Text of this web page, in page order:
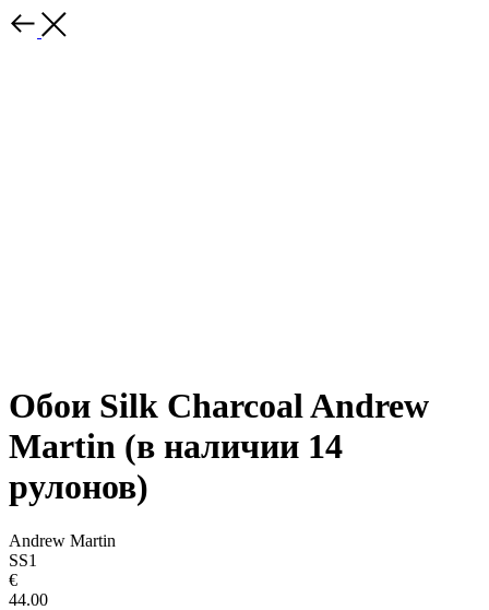
Обои Silk Charcoal Andrew
Martin (в наличии 14
рулонов)
Andrew Martin
SS1
€
44.00